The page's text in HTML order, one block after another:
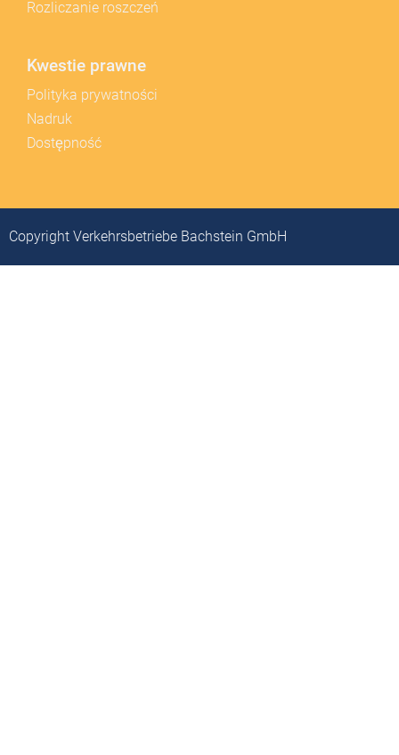
Rozliczanie roszczeń
Kwestie prawne
Polityka prywatności
Nadruk
Dostępność
Copyright Verkehrsbetriebe Bachstein GmbH